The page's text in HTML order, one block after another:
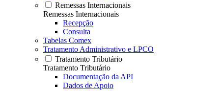
Remessas Internacionais
Remessas Internacionais
Recepção
Consulta
Tabelas Comex
Tratamento Administrativo e LPCO
Tratamento Tributário
Tratamento Tributário
Documentação da API
Dados de Apoio